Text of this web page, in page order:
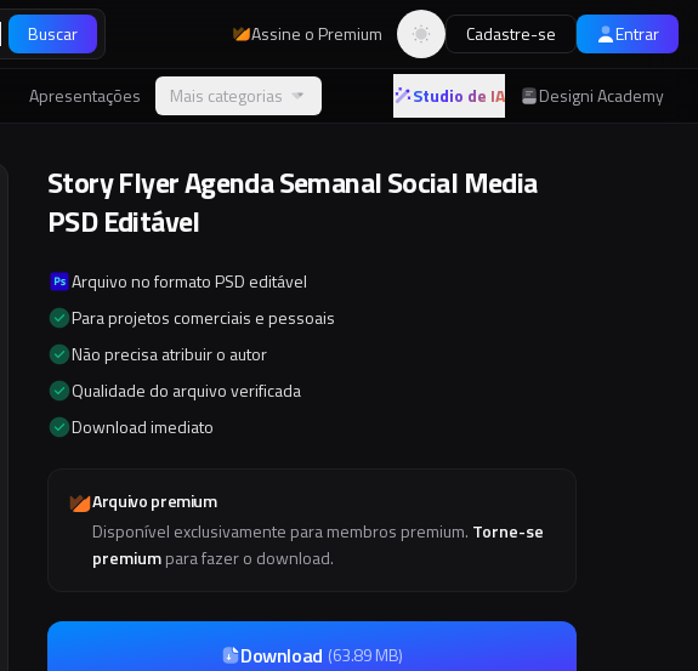
Buscar Assine o Premium Alternar tema
Cadastre-se Entrar
Apresentações Mais categorias Studio de IA Designi Academy
Story Flyer Agenda Semanal Social Media
PSD Editável
Arquivo no formato PSD editável
Para projetos comerciais e pessoais
Não precisa atribuir o autor
Qualidade do arquivo verificada
Download imediato
Arquivo premium
Disponível exclusivamente para membros premium. Torne-se
premiumpara fazer o download.
Download (63.89 MB)